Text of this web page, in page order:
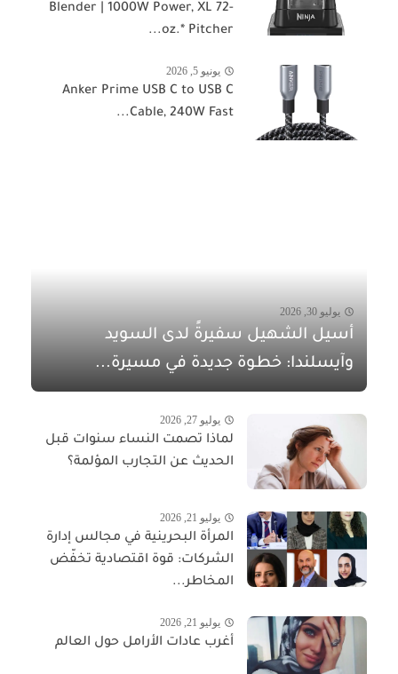
Blender | 1000W Power, XL 72-
oz.* Pitcher...
يونيو 5, 2026
Anker Prime USB C to USB C
Cable, 240W Fast...
يوليو 30, 2026
أسيل الشهيل سفيرةً لدى السويد
وآيسلندا: خطوة جديدة في مسيرة...
يوليو 27, 2026
لماذا تصمت النساء سنوات قبل
الحديث عن التجارب المؤلمة؟
يوليو 21, 2026
المرأة البحرينية في مجالس إدارة
الشركات: قوة اقتصادية تخفّض
المخاطر...
يوليو 21, 2026
أغرب عادات الأرامل حول العالم